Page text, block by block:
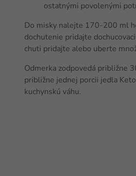
ostatnými povolenými
Do misky nalejte 170-200 ml
dochutenie pridajte
chuti pridajte alebo uberte
Odmerka zodpovedá približne
približne jednej porcii jedla
kuchynskú váhu.